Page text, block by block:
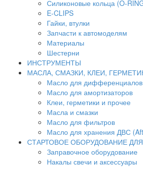
Силиконовые кольца (O-
E-CLIPS
Гайки, втулки
Запчасти к автомоделям
Материалы
Шестерни
ИНСТРУМЕНТЫ
МАСЛА, СМАЗКИ, КЛЕИ,
Масло для дифференциалов
Масло для амортизаторов
Клеи, герметики и прочее
Масла и смазки
Масло для фильтров
Масло для хранения ДВС
СТАРТОВОЕ ОБОРУДОВАНИЕ
Заправочное оборудование
Накалы свечи и аксессуары